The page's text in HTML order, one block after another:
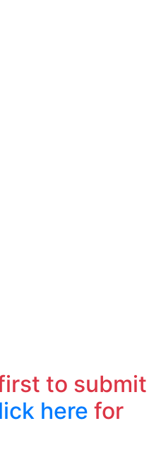
to submit
here for